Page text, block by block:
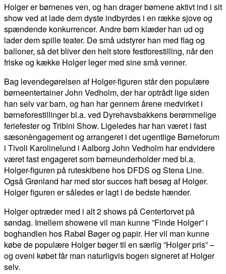
Holger er børnenes ven, og han drager børnene aktivt ind i sit
show ved at lade dem dyste indbyrdes i en række sjove og
spændende konkurrencer. Andre børn klæder han ud og
lader dem spille teater. De små udstyrer han med flag og
balloner, så det bliver den helt store festforestilling, når den
friske og kække Holger leger med sine små venner.
Bag levendegørelsen af Holger-figuren står den populære
børneentertainer John Vedholm, der har optrådt lige siden
han selv var barn, og han har gennem årene medvirket i
børneforestillinger bl.a. ved Dyrehavsbakkens berømmelige
feriefester og Tribini Show. Ligeledes har han været i fast
sæsonèngagement og arrangeret i det ugentlige Børneforum
i Tivoli Karolinelund i Aalborg John Vedholm har endvidere
været fast engageret som børneunderholder med bl.a.
Holger-figuren på ruteskibene hos DFDS og Stena Line.
Også Grønland har med stor succes haft besøg af Holger.
Holger figuren er således er lagt i de bedste hænder.
Holger optræder med i alt 2 shows på Centertorvet på
søndag. Imellem showene vil man kunne ”Finde Holger” i
boghandlen hos Rabøl Bøger og papir. Her vil man kunne
købe de populære Holger bøger til en særlig ”Holger pris” –
og oveni købet får man naturligvis bogen signeret af Holger
selv.